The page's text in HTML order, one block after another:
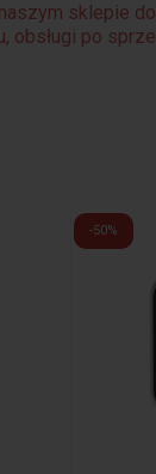
sklepie
obsługi po
-50%